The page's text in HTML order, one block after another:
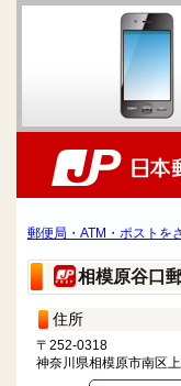
郵便局・ATM・ポストを
相模原谷口
住所
〒252-0318
神奈川県相模原市南区